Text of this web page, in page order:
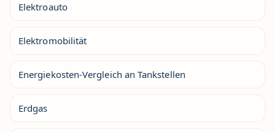
Elektroauto
Elektromobilität
Energiekosten-Vergleich an Tankstellen
Erdgas